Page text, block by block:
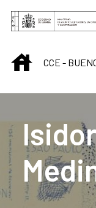
Saltar al
INICIO
CCE -